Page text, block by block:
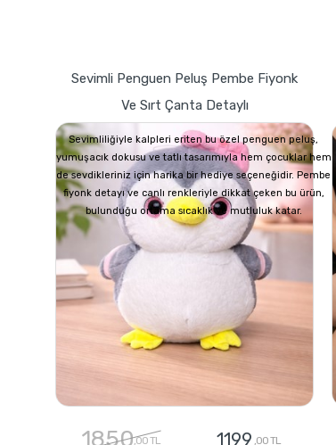
Sevimli Penguen Peluş Pembe Fiyonk
Ve Sırt Çanta Detaylı
Sevimliliğiyle kalpleri eriten bu özel penguen peluş,
yumuşacık dokusu ve tatlı tasarımıyla hem çocuklar hem
de sevdikleriniz için harika bir hediye seçeneğidir. Pembe
fiyonk detayı ve canlı renkleriyle dikkat çeken bu ürün,
bulunduğu ortama sıcaklık ve mutluluk katar.
1850,00 TL 1199 ,00 TL